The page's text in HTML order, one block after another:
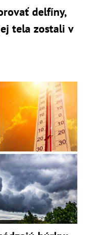
delfíny,
tela zostali v